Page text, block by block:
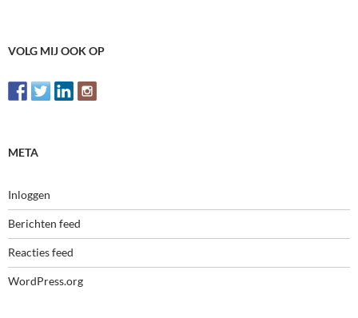
VOLG MIJ OOK OP
META
Inloggen
Berichten feed
Reacties feed
WordPress.org